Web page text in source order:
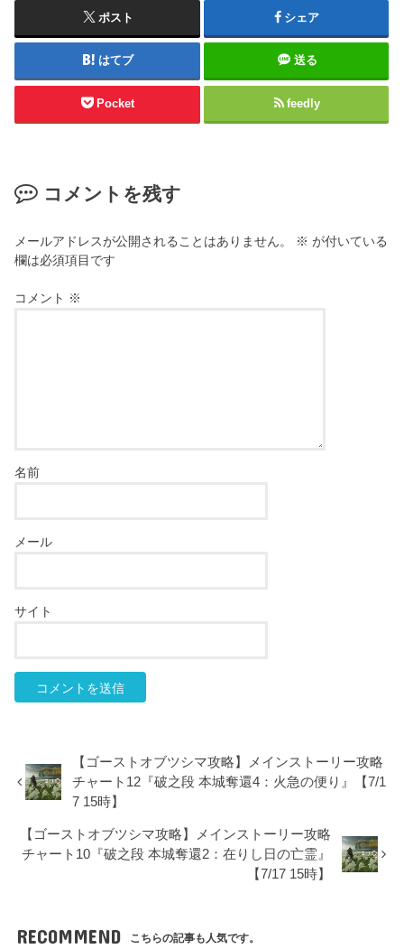
ポスト シェア
はてブ 送る
Pocket feedly
コメントを残す
メールアドレスが公開されることはありません。 ※ が付いている
欄は必須項目です
コメント ※
名前
メール
サイト
【ゴーストオブツシマ攻略】メインストーリー攻略
チャート12『破之段 本城奪還4：火急の便り』【7/1
7 15時】
【ゴーストオブツシマ攻略】メインストーリー攻略
チャート10『破之段 本城奪還2：在りし日の亡霊』
【7/17 15時】
RECOMMEND こちらの記事も人気です。